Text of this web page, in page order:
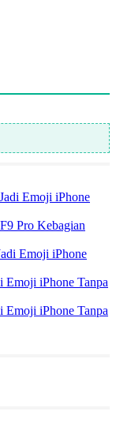
Emoji iPhone
Pro Kebagian
Emoji iPhone
Emoji iPhone Tanpa
Emoji iPhone Tanpa